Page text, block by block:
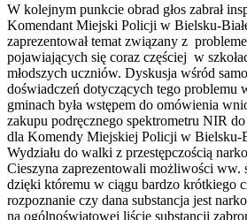
W kolejnym punkcie obrad głos zabrał
Komendant Miejski Policji w Bielsku-
zaprezentował temat związany z
pojawiających się coraz częściej w
młodszych uczniów. Dyskusja wśród
doświadczeń dotyczących tego problemu
gminach była wstępem do omówienia
zakupu podręcznego spektrometru NIR
dla Komendy Miejskiej Policji w Bielsku-
Wydziału do walki z przestępczością
Cieszyna zaprezentowali możliwości ww.
dzięki któremu w ciągu bardzo krótkiego
rozpoznanie czy dana substancja jest
na ogólnoświatowej liście substancji